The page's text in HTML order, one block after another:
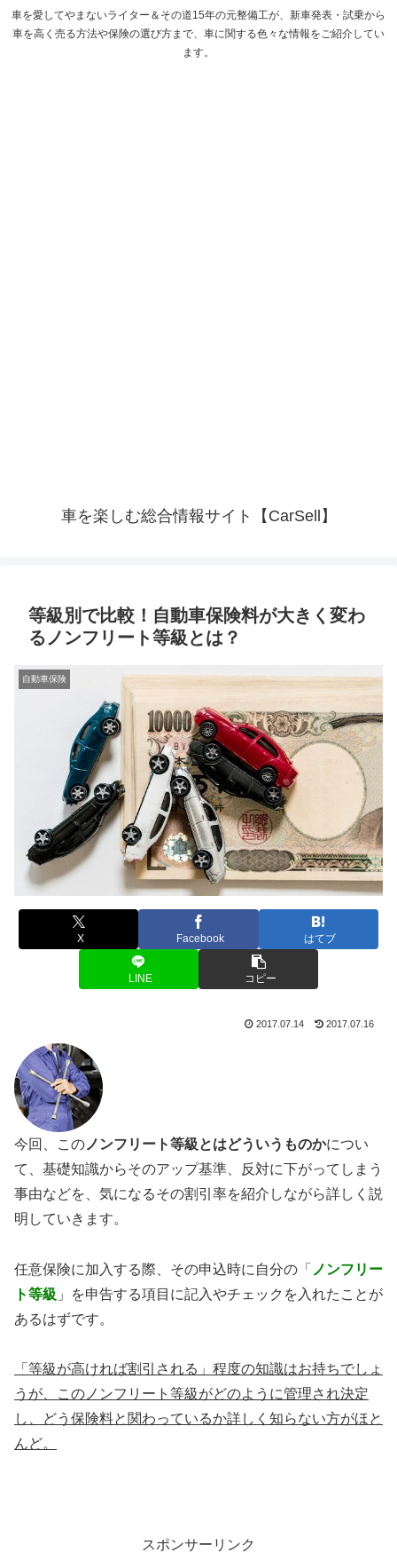
車を愛してやまないライター＆その道15年の元整備工が、新車発表・試乗から
車を高く売る方法や保険の選び方まで、車に関する色々な情報をご紹介してい
ます。
車を楽しむ総合情報サイト【CarSell】
等級別で比較！自動車保険料が大きく変わ
るノンフリート等級とは？
自動車保険
X Facebook はてブ
LINE コピー
2017.07.14 2017.07.16
今回、この ノンフリート等級とはどういうものかについ
て、基礎知識からそのアップ基準、反対に下がってしまう
事由などを、気になるその割引率を紹介しながら詳しく説
明していきます。
任意保険に加入する際、その申込時に自分の「 ノンフリー
ト等級 」を申告する項目に記入やチェックを入れたことが
あるはずです。
「等級が高ければ割引される」程度の知識はお持ちでしょ
うが、このノンフリート等級がどのように管理され決定
し、どう保険料と関わっているか詳しく知らない方がほと
んど。
スポンサーリンク